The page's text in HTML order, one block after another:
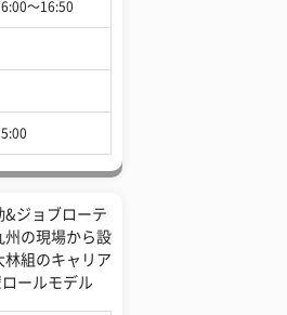
〜16:50
&ジョブローテ
州の現場から設
林組のキャリア
ールモデル